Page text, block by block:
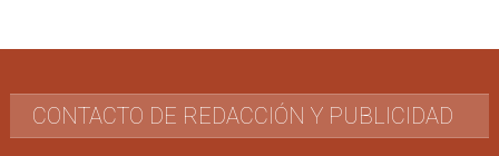
CONTACTO DE REDACCIÓN Y PUBLICIDAD